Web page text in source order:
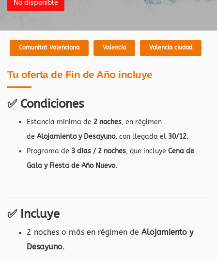
No disponible
Comunitat Valenciana Valencia Valencia ciudad
Tu oferta de Fin de Año incluye
✅ Condiciones
Estancia mínima de 2 noches, en régimen
de Alojamiento y Desayuno, con llegada el 30/12.
Programa de 3 días / 2 noches, que incluye Cena de
Gala y Fiesta de Año Nuevo.
✅ Incluye
2 noches o más en régimen de Alojamiento y
Desayuno.